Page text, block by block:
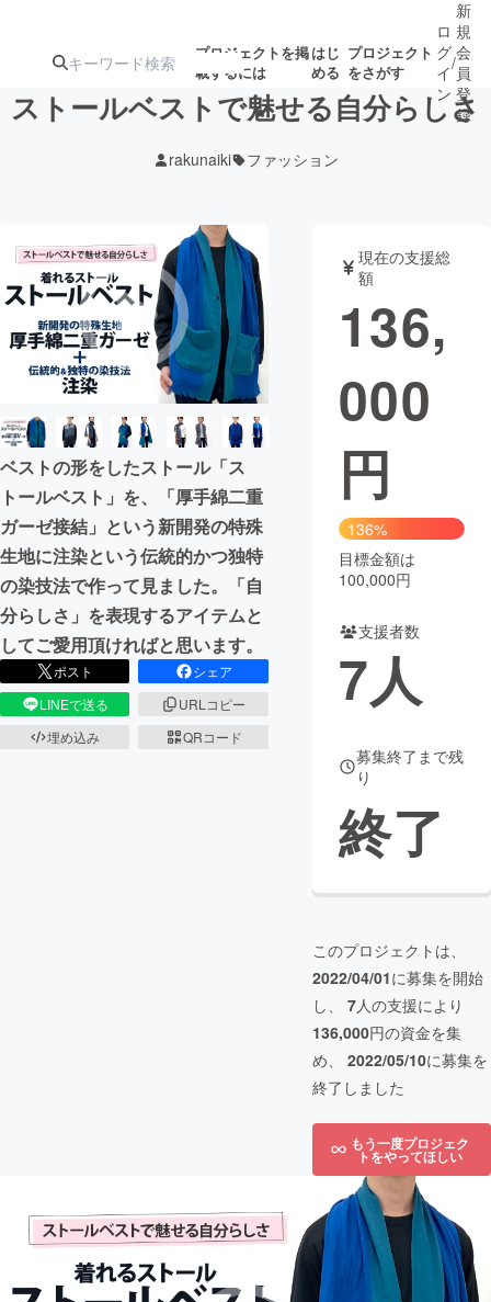
プロジェクトを掲
載するには
はじ
める
プロジェクト
をさがす
アート・写真
テクノロジー・ガジェット ゲーム・サ
映像・映画 書籍・雑誌
ビジネス・起業
まちづくり・地域活性化
CAMPFIRE for Social Good
CAMPFIREふるさと納税
コミュニティ
ロ
グ
イ
ン
/
新
規
会
員
登
録
ストールベストで魅せる自分らしさ
rakunaiki ファッション
ベストの形をしたストール「ス
トールベスト」を、「厚手綿二重
ガーゼ接結」という新開発の特殊
生地に注染という伝統的かつ独特
の染技法で作って見ました。「自
分らしさ」を表現するアイテムと
してご愛用頂ければと思います。
ポスト
シェア
LINEで送る
URLコピー
埋め込み
QRコード
現在の支援総
額
136,
000
円
136%
目標金額は
100,000円
支援者数
7人
募集終了まで残
り
終了
このプロジェクトは、
2022/04/01に募集を開始
し、 7人の支援により
136,000円の資金を集
め、 2022/05/10に募集を
終了しました
もう一度プロジェク
トをやってほしい